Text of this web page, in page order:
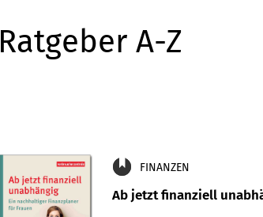
Ratgeber A-Z
FINANZEN
Ab jetzt finanziell